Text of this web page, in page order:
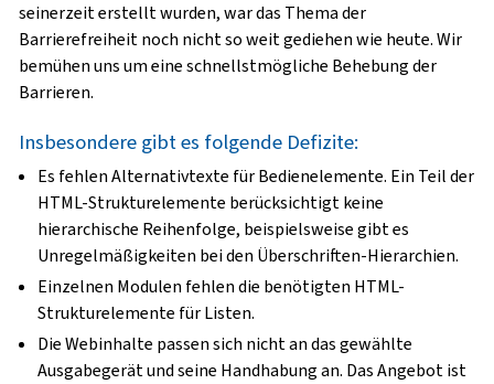
seinerzeit erstellt wurden, war das Thema der
Barrierefreiheit noch nicht so weit gediehen wie heute. Wir
bemühen uns um eine schnellstmögliche Behebung der
Barrieren.
Insbesondere gibt es folgende Defizite:
Es fehlen Alternativtexte für Bedienelemente. Ein Teil der
HTML-Strukturelemente berücksichtigt keine
hierarchische Reihenfolge, beispielsweise gibt es
Unregelmäßigkeiten bei den Überschriften-Hierarchien.
Einzelnen Modulen fehlen die benötigten HTML-
Strukturelemente für Listen.
Die Webinhalte passen sich nicht an das gewählte
Ausgabegerät und seine Handhabung an. Das Angebot ist